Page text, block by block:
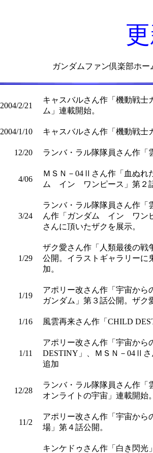
ガンダムファン倶楽部ホ
2004/2/21
キャスバルさん作「機動戦士
ム」連載開始。
2004/1/10 キャスバルさん作「機動戦士
12/20 ランバ・ラル隊隊員さん作「
4/06
ＭＳＮ－04Ⅱさん作「血ぬれ
ム イン ワンピース」第２
3/24
ランバ・ラル隊隊員さん作「
ん作「ガンダム イン ワン
さんに頂いたザクを展示。
1/29
ザク愛さん作「人類最後の戦
公開。イラストギャラリーに
加。
1/19
アポリー改さん作「宇宙から
ガンダム」第３話公開。ザク
1/16 風雲再来さん作「CHILD
1/11
アポリー改さん作「宇宙から
DESTINY」、ＭＳＮ－04Ⅱ
追加
12/28
ランバ・ラル隊隊員さん作「
オンライトの宇宙」連載開始
11/2
アポリー改さん作「宇宙から
場」第４話公開。
キンケドゥさん作「白き閃光